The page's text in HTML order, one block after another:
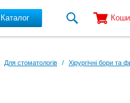
Каталог
Для стоматологів / Хірургічні бори та